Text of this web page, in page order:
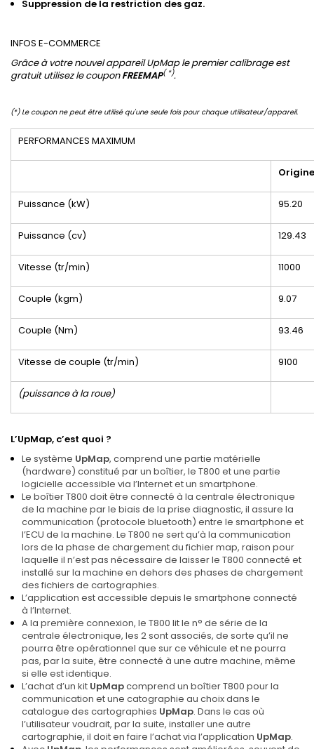
Suppression de la restriction des gaz.
INFOS E-COMMERCE
Grâce à votre nouvel appareil UpMap le premier calibrage est
gratuit utilisez le couponFREEMAP( *).
(*) Le coupon ne peut être utilisé qu'une seule fois pour chaque utilisateur/appareil.
PERFORMANCES MAXIMUM
Origine
Puissance (kW) 95.20
Puissance (cv) 129.43
Vitesse (tr/min) 11000
Couple (kgm) 9.07
Couple (Nm) 93.46
Vitesse de couple (tr/min) 9100
(puissance à la roue)
L’UpMap, c’est quoi ?
Le système UpMap, comprend une partie matérielle
(hardware) constitué par un boîtier, le T800 et une partie
logicielle accessible via l’Internet et un smartphone.
Le boîtier T800 doit être connecté à la centrale électronique
de la machine par le biais de la prise diagnostic, il assure la
communication (protocole bluetooth) entre le smartphone et
l’ECU de la machine. Le T800 ne sert qu’à la communication
lors de la phase de chargement du fichier map, raison pour
laquelle il n’est pas nécessaire de laisser le T800 connecté et
installé sur la machine en dehors des phases de chargement
des fichiers de cartographies.
L’application est accessible depuis le smartphone connecté
à l’Internet.
A la première connexion, le T800 lit le n° de série de la
centrale électronique, les 2 sont associés, de sorte qu’il ne
pourra être opérationnel que sur ce véhicule et ne pourra
pas, par la suite, être connecté à une autre machine, même
si elle est identique.
L’achat d’un kit UpMapcomprend un boîtier T800 pour la
communication et une catographie au choix dans le
catalogue des cartographies UpMap. Dans le cas où
l’utilisateur voudrait, par la suite, installer une autre
cartographie, il doit en faire l’achat via l’application UpMap.